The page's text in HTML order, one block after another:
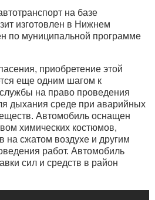
на базе
изготовлен в Нижнем
по муниципальной программе
приобретение этой
еще одним шагом к
на право проведения
дыхания среде при аварийных
Автомобиль оснащен
химических костюмов,
на сжатом воздухе и другим
работ. Автомобиль
сил и средств в район